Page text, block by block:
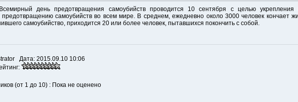
день предотвращения самоубийств проводится 10 сентября с целью
предотвращению самоубийств во всем мире. В среднем, ежедневно около 3000 человек кончает
самоубийство, приходится 20 или более человек, пытавшихся покончить с собой.
Дата: 2015.09.10 10:06
(от 1 до 10) : Пока не оценено